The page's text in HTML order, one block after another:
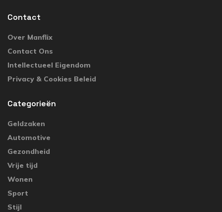
Contact
Over Manflix
Contact Ons
Intellectueel Eigendom
Privacy & Cookies Beleid
Categorieën
Geldzaken
Automotive
Gezondheid
Vrije tijd
Wonen
Sport
Stijl